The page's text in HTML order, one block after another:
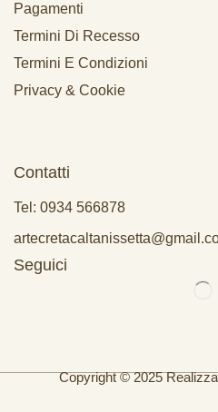
Pagamenti
Termini Di Recesso
Termini E Condizioni
Privacy & Cookie
Contatti
Tel: 0934 566878
Seguici
Copyright © 2025